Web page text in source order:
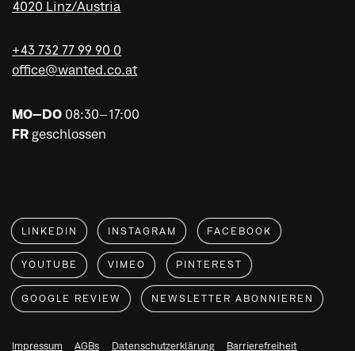
4020 Linz/Austria
+43 732 77 99 90 0
office@wanted.co.at
MO–DO 08:30–17:00
FR geschlossen
LINKEDIN INSTAGRAM FACEBOOK
YOUTUBE VIMEO PINTEREST
GOOGLE REVIEW NEWSLETTER ABONNIEREN
Impressum AGBs Datenschutzerklärung Barrierefreiheit